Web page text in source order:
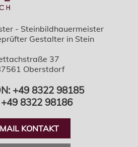
- Steinbildhauermeister
Gestalter in Stein
37
Oberstdorf
+49 8322 98185
+49 8322 98186
KONTAKT